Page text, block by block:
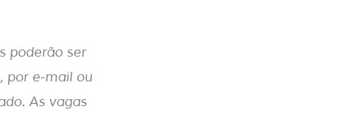
poderão ser
por e-mail ou
As vagas